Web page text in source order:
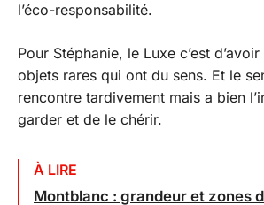
l’éco-responsabilité.
Pour Stéphanie, le Luxe c’est
objets rares qui ont du sens. Et le
rencontre tardivement mais a bien
garder et de le chérir.
À LIRE
Montblanc : grandeur et zones